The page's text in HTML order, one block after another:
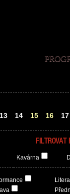
13 14 15 16 17
FILTROVAT
Kavárna